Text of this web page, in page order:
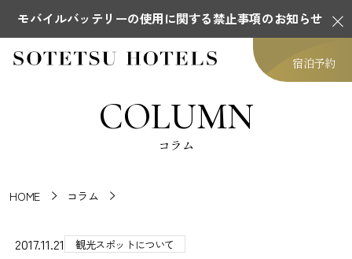
モバイルバッテリーの使用に関する禁止事項のお知らせ
宿泊予約
COLUMN
コラム
HOME コラム
2017.11.21
観光スポットについて